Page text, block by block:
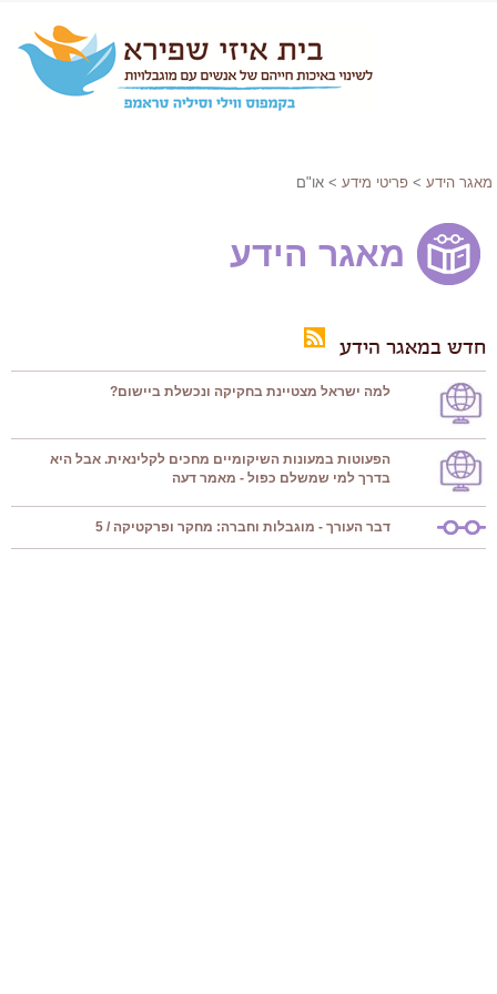
מאגר הידע > פריטי מידע > או"ם
מאגר הידע
חדש במאגר הידע
למה ישראל מצטיינת בחקיקה ונכשלת ביישום?
הפעוטות במעונות השיקומיים מחכים לקלינאית. אבל היא
בדרך למי שמשלם כפול - מאמר דעה
דבר העורך - מוגבלות וחברה: מחקר ופרקטיקה / 5